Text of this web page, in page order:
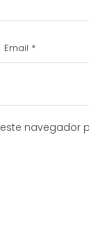
navegador